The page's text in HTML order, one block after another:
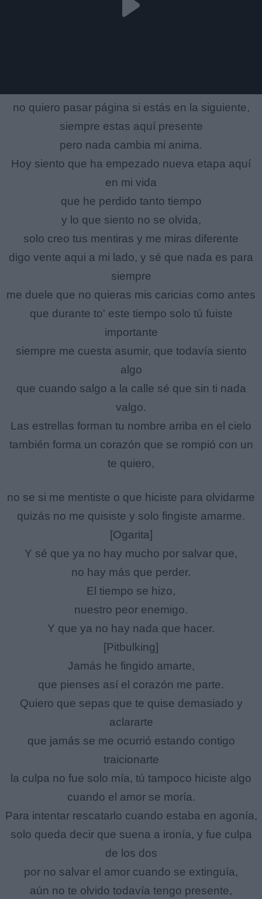
no quiero pasar página si estás en la siguiente,
siempre estas aquí presente
pero nada cambia mi anima.
Hoy siento que ha empezado nueva etapa aquí
en mi vida
que he perdido tanto tiempo
y lo que siento no se olvida,
solo creo tus mentiras y me miras diferente
digo vente aqui a mi lado, y sé que nada es para
siempre
me duele que no quieras mis caricias como antes
que durante to' este tiempo solo tú fuiste
importante
siempre me cuesta asumir, que todavía siento
algo
que cuando salgo a la calle sé que sin ti nada
valgo.
Las estrellas forman tu nombre arriba en el cielo
también forma un corazón que se rompió con un
te quiero,
no se si me mentiste o que hiciste para olvidarme
quizás no me quisiste y solo fingiste amarme.
[Ogarita]
Y sé que ya no hay mucho por salvar que,
no hay más que perder.
El tiempo se hizo,
nuestro peor enemigo.
Y que ya no hay nada que hacer.
[Pitbulking]
Jamás he fingido amarte,
que pienses así el corazón me parte.
Quiero que sepas que te quise demasiado y
aclararte
que jamás se me ocurrió estando contigo
traicionarte
la culpa no fue solo mía, tú tampoco hiciste algo
cuando el amor se moría.
Para intentar rescatarlo cuando estaba en agonía,
solo queda decir que suena a ironía, y fue culpa
de los dos
por no salvar el amor cuando se extinguía,
aún no te olvido todavía tengo presente,